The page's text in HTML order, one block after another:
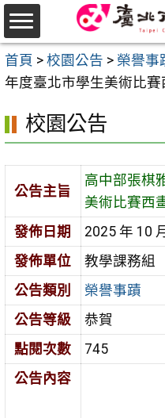
跳
至
主
要
區
首頁 > 校園公告 > 榮譽事
年度臺北市學生美術比
校園公告
公告主旨
高中部張棋
美術比賽西
發佈日期
2025 年 10
發佈單位
教學課務組
公告類別
榮譽事蹟
公告等級
恭賀
點閱次數
745
公告內容
選
單